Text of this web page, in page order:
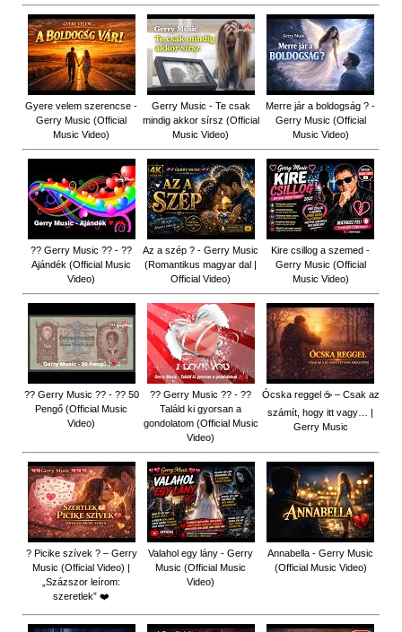
Gyere velem szerencse -
Gerry Music (Official
Music Video)
Gerry Music - Te csak
mindig akkor sírsz (Official
Music Video)
Merre jár a boldogság ? -
Gerry Music (Official
Music Video)
?? Gerry Music ?? - ??
Ajándék (Official Music
Video)
Az a szép ? - Gerry Music
(Romantikus magyar dal |
Official Video)
Kire csillog a szemed -
Gerry Music (Official
Music Video)
?? Gerry Music ?? - ?? 50
Pengő (Official Music
Video)
?? Gerry Music ?? - ??
Találd ki gyorsan a
gondolatom (Official Music
Video)
Ócska reggel ☕ – Csak az
számít, hogy itt vagy… |
Gerry Music
? Picike szívek ? – Gerry
Music (Official Video) |
„Százszor leírom:
szeretlek” ❤️
Valahol egy lány - Gerry
Music (Official Music
Video)
Annabella - Gerry Music
(Official Music Video)